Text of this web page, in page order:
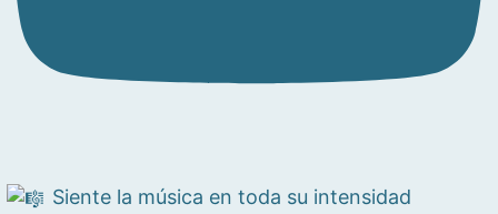
Siente la música en toda su intensidad